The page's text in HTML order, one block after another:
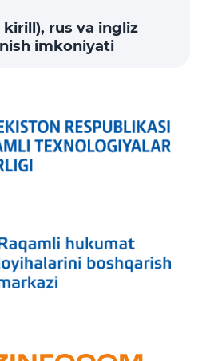
kirill), rus va ingliz
imkoniyati